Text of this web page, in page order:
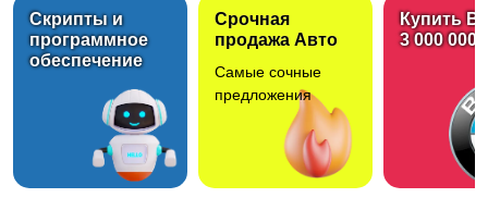
Скрипты и
программное
обеспечение
Срочная
продажа Авто
Самые сочные
предложения
Купить
3 000 000